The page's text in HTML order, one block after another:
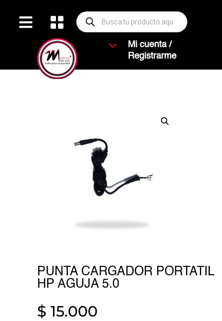
  Búsqueda
de
productos
3
Mi cuenta /
Registrarme
PUNTA CARGADOR PORTATIL
HP AGUJA 5.0
$ 15.000